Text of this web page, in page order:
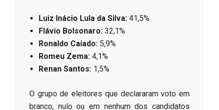
Luiz Inácio Lula da Silva: 41,5%
Flávio Bolsonaro: 32,1%
Ronaldo Caiado: 5,9%
Romeu Zema: 4,1%
Renan Santos: 1,5%
​O grupo de eleitores que declararam voto em
branco, nulo ou em nenhum dos candidatos